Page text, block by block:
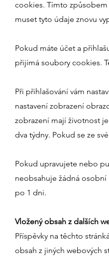
cookies. Tímto způsobem
muset tyto údaje znovu
Pokud máte účet a
přijímá soubory cookies.
Při přihlašování vám
nastavení zobrazení
zobrazení mají životnost
dva týdny. Pokud se ze
Pokud upravujete nebo
neobsahuje žádná
po 1 dni.
Vložený obsah z dalších
Příspěvky na těchto
obsah z jiných webových